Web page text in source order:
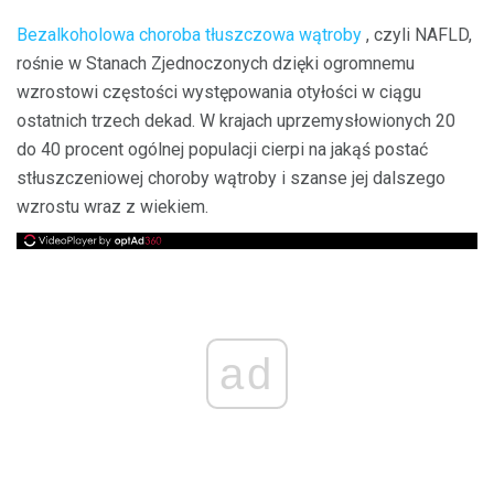
Bezalkoholowa choroba tłuszczowa wątroby , czyli NAFLD,
rośnie w Stanach Zjednoczonych dzięki ogromnemu
wzrostowi częstości występowania otyłości w ciągu
ostatnich trzech dekad. W krajach uprzemysłowionych 20
do 40 procent ogólnej populacji cierpi na jakąś postać
stłuszczeniowej choroby wątroby i szanse jej dalszego
wzrostu wraz z wiekiem.
ad